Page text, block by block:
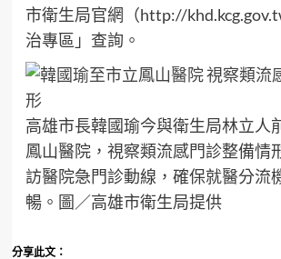
市衛生局官網（http://
治專區」查詢。
高雄市長韓國瑜今與衛生局林立人
鳳山醫院，視察類流感門診整備情
訪醫院急門診動線，確保就醫分流
暢。圖／高雄市衛生局提供
分享此文：